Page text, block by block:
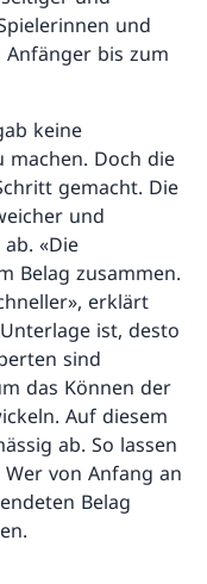
und
Anfänger bis zum
keine
machen. Doch die
gemacht. Die
und
«Die
Belag zusammen.
erklärt
ist, desto
sind
das Können der
Auf diesem
ab. So lassen
von Anfang an
Belag